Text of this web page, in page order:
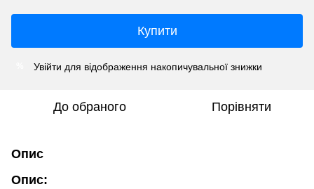
Купити
Увійти для відображення накопичувальної знижки
До обраного Порівняти
Опис
Опис: